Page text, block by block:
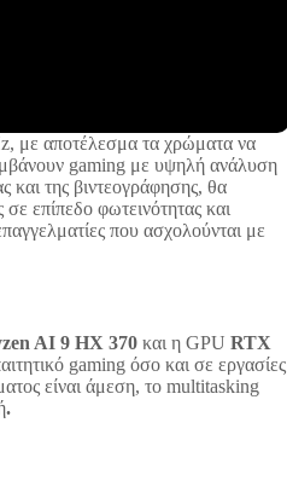
με αποτέλεσμα τα χρώματα να
gaming με υψηλή ανάλυση
και της βιντεογράφησης, θα
επίπεδο φωτεινότητας και
που ασχολούνται με
AI 9 HX 370 και η GPU RTX
gaming όσο και σε εργασίες
είναι άμεση, το multitasking
.